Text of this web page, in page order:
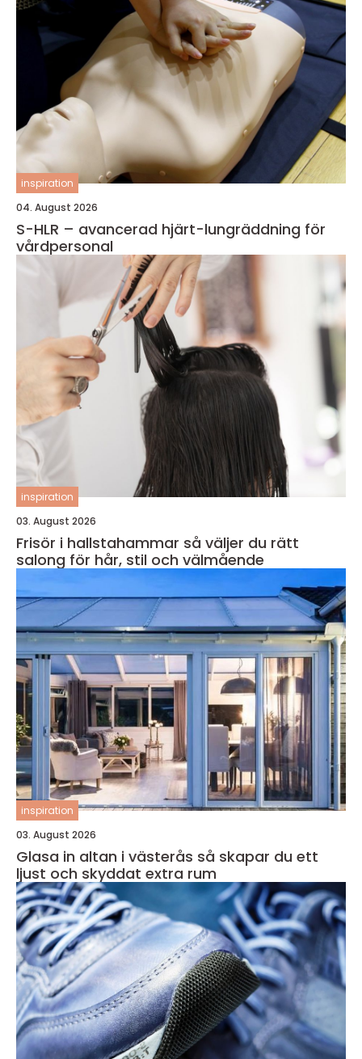
inspiration
04. August 2026
S-HLR – avancerad hjärt-lungräddning för
vårdpersonal
inspiration
03. August 2026
Frisör i hallstahammar så väljer du rätt
salong för hår, stil och välmående
inspiration
03. August 2026
Glasa in altan i västerås så skapar du ett
ljust och skyddat extra rum